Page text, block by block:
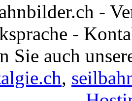
-
-
Sie auch
,